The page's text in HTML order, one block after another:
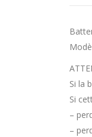
Si la
Si
–
–